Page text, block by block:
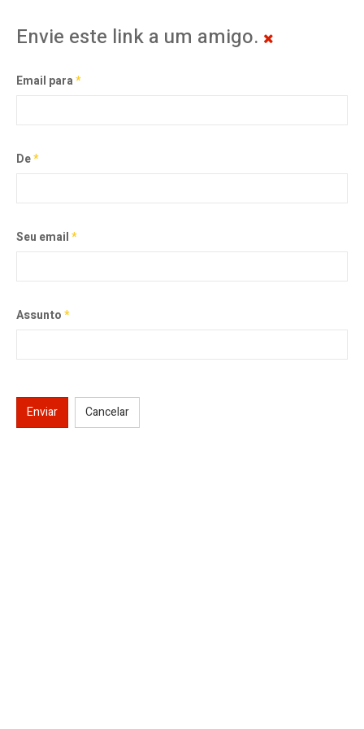
Envie este link a um amigo.
Email para*
De*
Seu email*
Assunto*
Enviar Cancelar